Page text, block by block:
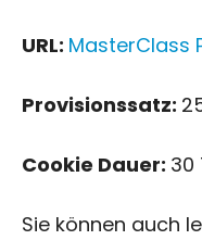
URL: MasterClass
Provisionssatz:
Cookie Dauer: 30
Sie können auch